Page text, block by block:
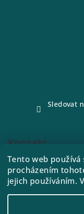
Tento web
procházením
jejich používáním.
Sledovat
Kontakt
e-shop @ drink21.cz
773288221